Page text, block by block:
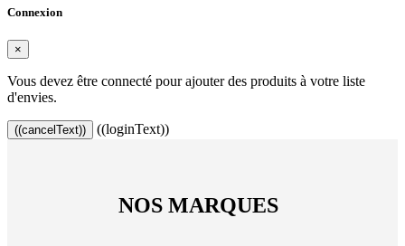
Connexion
×
Vous devez être connecté pour ajouter des produits à votre liste
d'envies.
((cancelText)) ((loginText))
NOS MARQUES